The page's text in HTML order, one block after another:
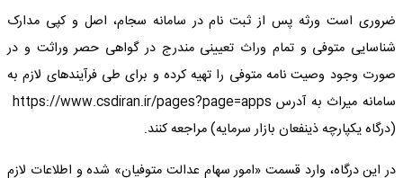
ضروری است ورثه پس از ثبت نام در سامانه سجام، اصل و کپی مدارک
شناسایی متوفی و تمام وراث تعیینی مندرج در گواهی حصر وراثت و در
صورت وجود وصیت نامه متوفی را تهیه کرده و برای طی فرآیندهای لازم به
(درگاه یکپارچه ذینفعان بازار سرمایه) مراجعه کنند.
در این درگاه، وارد قسمت «امور سهام عدالت متوفیان» شده و اطلاعات لازم